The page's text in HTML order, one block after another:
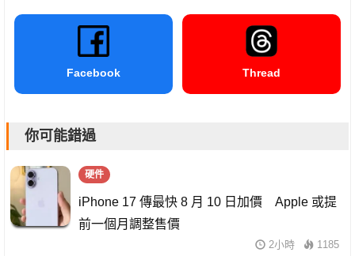
Facebook Thread
你可能錯過
硬件
iPhone 17 傳最快 8 月 10 日加價 Apple 或提
前一個月調整售價
2小時 1185